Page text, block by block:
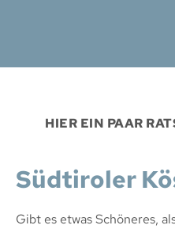
HIER EIN PAAR
Südtiroler
Gibt es etwas Schöneres,